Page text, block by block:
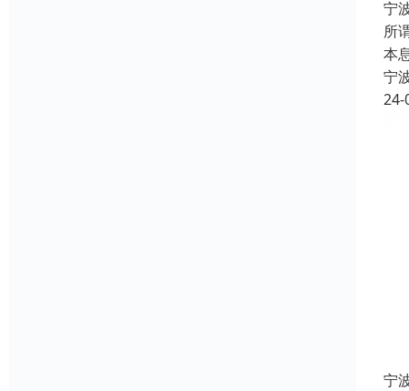
宁
所
本
宁
24-
宁